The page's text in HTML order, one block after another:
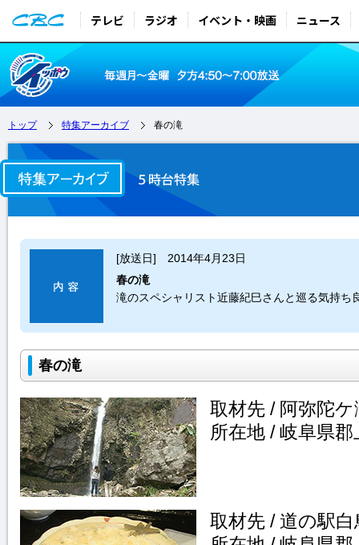
テレビ ラジオ イベント・映画 ニュース
トップ 特集アーカイブ 春の滝
[放送日] 2014年4月23日
春の滝
滝のスペシャリスト近藤紀巳さんと巡る気持ち
春の滝
取材先 / 阿弥陀ケ
所在地 / 岐阜県
取材先 / 道の駅